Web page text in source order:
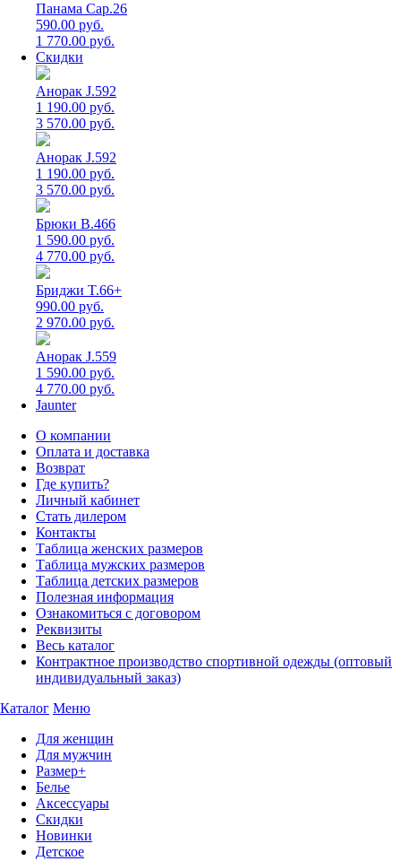
Панама Cap.26
590.00 руб.
1 770.00 руб.
Скидки
Анорак J.592
1 190.00 руб.
3 570.00 руб.
Анорак J.592
1 190.00 руб.
3 570.00 руб.
Брюки B.466
1 590.00 руб.
4 770.00 руб.
Бриджи T.66+
990.00 руб.
2 970.00 руб.
Анорак J.559
1 590.00 руб.
4 770.00 руб.
Jaunter
О компании
Оплата и доставка
Возврат
Где купить?
Личный кабинет
Стать дилером
Контакты
Таблица женских размеров
Таблица мужских размеров
Таблица детских размеров
Полезная информация
Ознакомиться с договором
Реквизиты
Весь каталог
Контрактное производство спортивной одежды (оптовый
индивидуальный заказ)
Каталог Меню
Для женщин
Для мужчин
Размер+
Белье
Аксессуары
Скидки
Новинки
Детское